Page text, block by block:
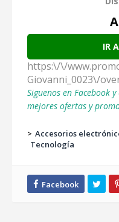
IR
https:\/\/
Giovanni_0023\/
Siguenos en Facebook
mejores ofertas y
> Accesorios
Tecnología